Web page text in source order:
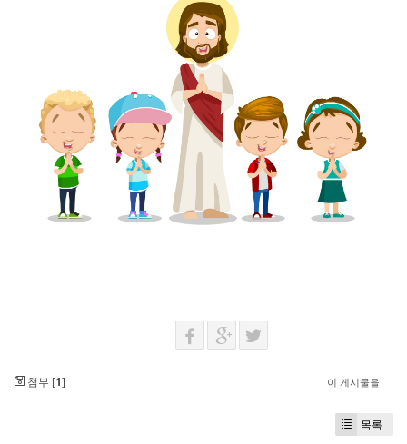
첨부 [1] 이 게시물을
목록